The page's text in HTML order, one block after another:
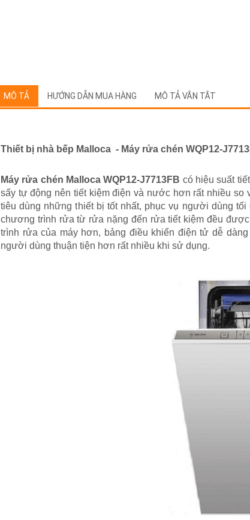
MÔ TẢ HƯỚNG DẪN MUA HÀNG MÔ TẢ VẮN TẮT
Thiết bị nhà bếp Malloca - Máy rửa chén WQP12-
Máy rửa chén Malloca WQP12-J7713FB có hiệu suất
sấy tự động nên tiết kiệm điện và nước hơn rất nhiều
tiêu dùng những thiết bị tốt nhất, phục vụ người dùng
chương trình rửa từ rửa nặng đến rửa tiết kiệm đều
trình rửa của máy hơn, bảng điều khiển điện tử dễ
người dùng thuận tiện hơn rất nhiều khi sử dụng.